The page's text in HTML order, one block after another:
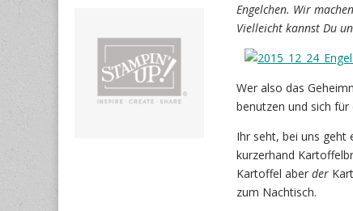
Engelchen. Wir
Vielleicht kannst Du
Wer also das
benutzen und sich für
Ihr seht, bei uns geht
kurzerhand
Kartoffel aber der
zum Nachtisch.